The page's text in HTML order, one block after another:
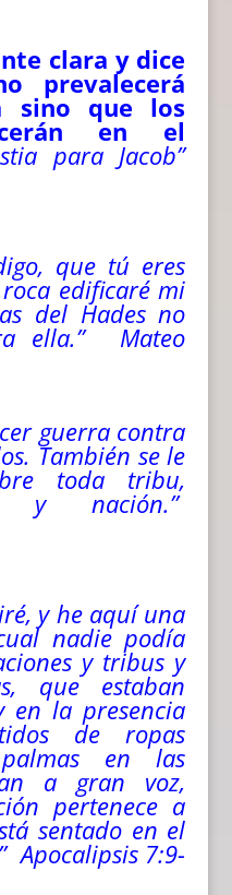
clara y dice
prevalecerá
sino que los
en el
para Jacob”
que tú eres
edificaré mi
del Hades no
ella.” Mateo
guerra contra
También se le
toda tribu,
y nación.”
y he aquí una
nadie podía
y tribus y
que estaban
en la presencia
de ropas
en las
a gran voz,
pertenece a
sentado en el
Apocalipsis 7:9-